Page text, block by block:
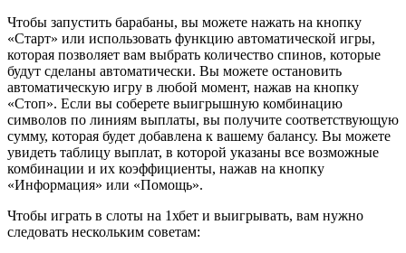
Чтобы запустить барабаны, вы можете нажать на кнопку
«Старт» или использовать функцию автоматической игры,
которая позволяет вам выбрать количество спинов, которые
будут сделаны автоматически. Вы можете остановить
автоматическую игру в любой момент, нажав на кнопку
«Стоп». Если вы соберете выигрышную комбинацию
символов по линиям выплаты, вы получите соответствующую
сумму, которая будет добавлена к вашему балансу. Вы можете
увидеть таблицу выплат, в которой указаны все возможные
комбинации и их коэффициенты, нажав на кнопку
«Информация» или «Помощь».
Чтобы играть в слоты на 1хбет и выигрывать, вам нужно
следовать нескольким советам: